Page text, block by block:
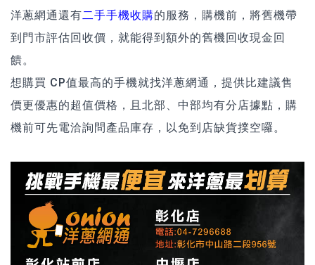
洋蔥網通還有二手手機收購的服務，購機前，將舊機帶
到門市評估回收價，就能得到額外的舊機回收現金回
饋。
想購買 CP值最高的手機就找洋蔥網通，提供比建議售
價更優惠的超值價格，且北部、中部均有分店據點，購
機前可先電洽詢問產品庫存，以免到店缺貨撲空囉。